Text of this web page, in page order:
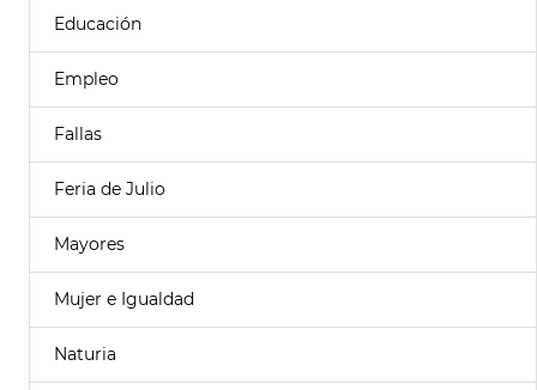
Educación
Empleo
Fallas
Feria de Julio
Mayores
Mujer e Igualdad
Naturia